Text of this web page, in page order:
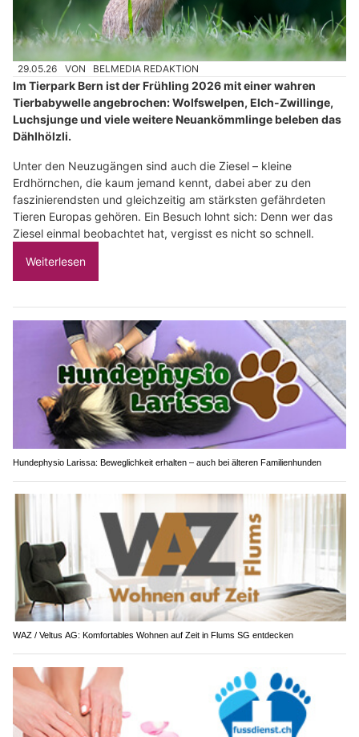
29.05.26 VON BELMEDIA REDAKTION
Im Tierpark Bern ist der Frühling 2026 mit einer wahren
Tierbabywelle angebrochen: Wolfswelpen, Elch-Zwillinge,
Luchsjunge und viele weitere Neuankömmlinge beleben das
Dählhölzli.
Unter den Neuzugängen sind auch die Ziesel – kleine
Erdhörnchen, die kaum jemand kennt, dabei aber zu den
faszinierendsten und gleichzeitig am stärksten gefährdeten
Tieren Europas gehören. Ein Besuch lohnt sich: Denn wer das
Ziesel einmal beobachtet hat, vergisst es nicht so schnell.
Weiterlesen
Hundephysio Larissa: Beweglichkeit erhalten – auch bei älteren Familienhunden
WAZ / Veltus AG: Komfortables Wohnen auf Zeit in Flums SG entdecken